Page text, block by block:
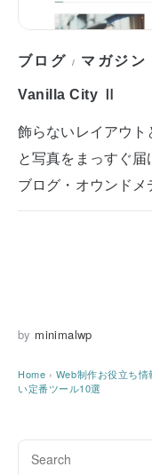
ブログ / マガジン
Vanilla City Ⅱ
飾らないレイアウ
と写真をまっすぐ
ブログ・オウンド
by minimalwp
Home › Web制作お役立ち情
い定番ツール10選